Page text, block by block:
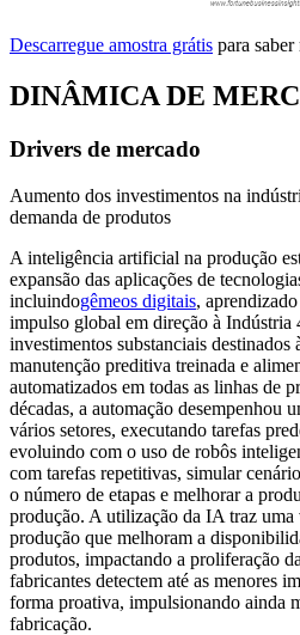
Descarregue amostra grátis para
DINÂMICA DE
Drivers de mercado
Aumento dos investimentos na
demanda de produtos
A inteligência artificial na produção
expansão das aplicações de
incluindogêmeos digitais,
impulso global em direção à Indústria
investimentos substanciais destinados
manutenção preditiva treinada e
automatizados em todas as linhas de
décadas, a automação desempenhou
vários setores, executando tarefas
evoluindo com o uso de robôs
com tarefas repetitivas, simular
o número de etapas e melhorar a
produção. A utilização da IA ​​traz uma
produção que melhoram a
produtos, impactando a proliferação
fabricantes detectem até as menores
forma proativa, impulsionando ainda
fabricação.